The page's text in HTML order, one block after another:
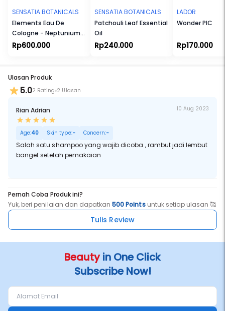
SENSATIA BOTANICALS
Elements Eau De
Cologne - Neptunium
(Np)
Rp600.000
SENSATIA BOTANICALS
Patchouli Leaf Essential
Oil
Rp240.000
LADOR
Wonder PIC
Rp170.000
Ulasan Produk
5.02 Rating 2 Ulasan
Rian Adrian 10 Aug 2023
Age:40 Skin type:- Concern:-
Salah satu shampoo yang wajib dicoba , rambut jadi lembut
banget setelah pemakaian
Pernah Coba Produk ini?
Yuk, beri penilaian dan dapatkan500 Pointsuntuk setiap ulasan 🥰
Tulis Review
Beautyin One Click
Subscribe Now!